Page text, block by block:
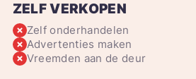
ZELF VERKOPEN
Zelf onderhandelen
Advertenties maken
Vreemden aan de deur